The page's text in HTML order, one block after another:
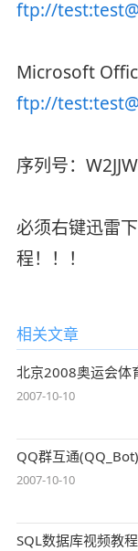
ftp://
Microsoft
ftp://
序列号：
必须右键迅雷
程！！！
相关文章
北京2008奥运会体
2007-10-10
QQ群互通
2007-10-10
SQL数据库视频教